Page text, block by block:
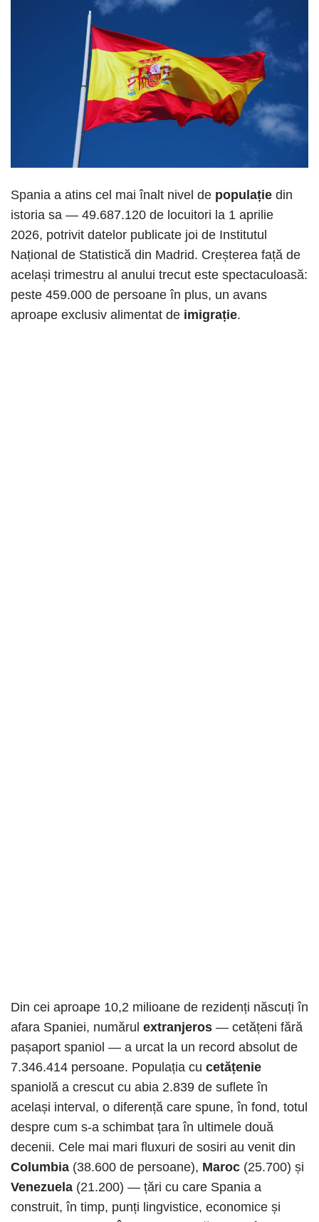
Spania a atins cel mai înalt nivel de populație din
istoria sa — 49.687.120 de locuitori la 1 aprilie
2026, potrivit datelor publicate joi de Institutul
Național de Statistică din Madrid. Creșterea față de
același trimestru al anului trecut este spectaculoasă:
peste 459.000 de persoane în plus, un avans
aproape exclusiv alimentat de imigrație.
Din cei aproape 10,2 milioane de rezidenți născuți în
afara Spaniei, numărul extranjeros — cetățeni fără
pașaport spaniol — a urcat la un record absolut de
7.346.414 persoane. Populația cu cetățenie
spaniolă a crescut cu abia 2.839 de suflete în
același interval, o diferență care spune, în fond, totul
despre cum s-a schimbat țara în ultimele două
decenii. Cele mai mari fluxuri de sosiri au venit din
Columbia (38.600 de persoane), Maroc (25.700) și
Venezuela (21.200) — țări cu care Spania a
construit, în timp, punți lingvistice, economice și